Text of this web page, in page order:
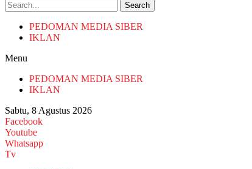
Search
PEDOMAN MEDIA SIBER
IKLAN
Menu
PEDOMAN MEDIA SIBER
IKLAN
Sabtu, 8 Agustus 2026
Facebook
Youtube
Whatsapp
Tv